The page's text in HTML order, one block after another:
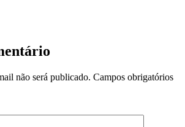
não será publicado. Campos obrigatórios